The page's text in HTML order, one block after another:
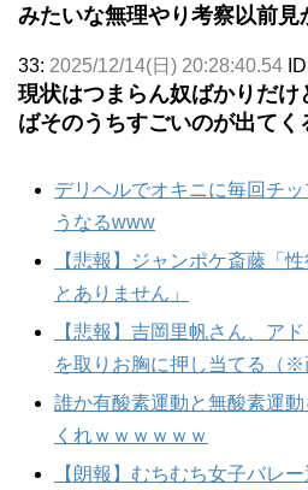
みたいな無理やり考察以前見
33: 2025/12/14(日) 20:28:40.54
現状はつまらん奴ばかりだ
ばそのうちすごいのが出てく
デリヘルでオキニに毎回チ
うなるwww
【悲報】ジャンポケ斎藤「
とありません」
【悲報】吉岡里帆さん、ア
を取りお胸に押し当てる（※
誰か有酸素運動と無酸素運
くれｗｗｗｗｗｗ
【朗報】むちむち女子バレ